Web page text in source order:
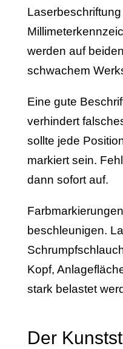
werden auf
schwachem
Eine gute
verhindert
sollte jede
markiert sein.
dann sofort auf.
beschleunigen.
Kopf,
stark belastet
Der